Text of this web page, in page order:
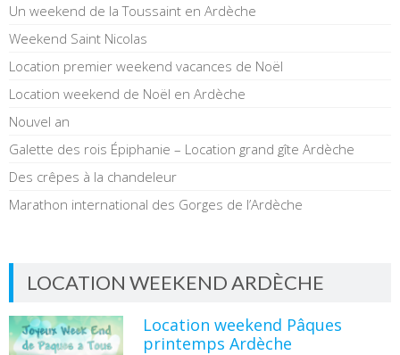
Un weekend de la Toussaint en Ardèche
Weekend Saint Nicolas
Location premier weekend vacances de Noël
Location weekend de Noël en Ardèche
Nouvel an
Galette des rois Épiphanie – Location grand gîte Ardèche
Des crêpes à la chandeleur
Marathon international des Gorges de l’Ardèche
LOCATION WEEKEND ARDÈCHE
Location weekend Pâques
printemps Ardèche